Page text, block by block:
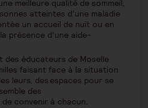
meilleure qualité de sommeil,
atteintes d’une maladie
un accueil de nuit ou en
présence d’une aide-
des éducateurs de Moselle
faisant face à la situation
leurs, des espaces pour se
des
convenir à chacun.